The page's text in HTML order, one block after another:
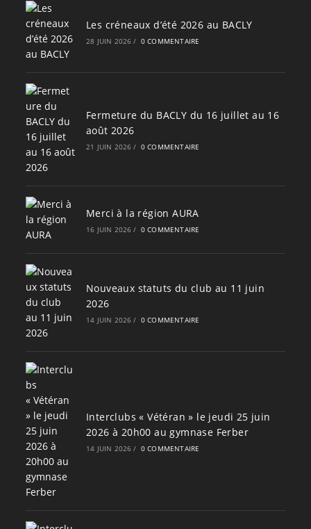
Les créneaux d’été 2026 au BACLY
28 JUIN 2026 / 0 COMMENTAIRE
Fermeture du BACLY du 16 juillet au 16
août 2026
21 JUIN 2026 / 0 COMMENTAIRE
Merci à la région AURA
16 JUIN 2026 / 0 COMMENTAIRE
Nouveaux statuts du club au 11 juin
2026
14 JUIN 2026 / 0 COMMENTAIRE
Interclubs « Vétéran » le jeudi 25 juin
2026 à 20h00 au gymnase Ferber
14 JUIN 2026 / 0 COMMENTAIRE